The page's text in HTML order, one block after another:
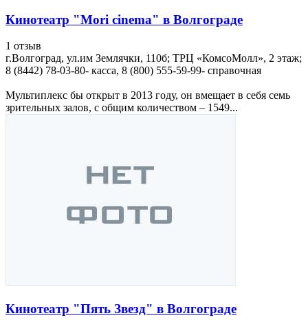
Кинотеатр "Mori cinema" в Волгограде
1 отзыв
г.Волгоград, ул.им Землячки, 110б; ТРЦ «КомсоМолл», 2 этаж;
8 (8442) 78-03-80- касса, 8 (800) 555-59-99- справочная
Мультиплекс бы открыт в 2013 году, он вмещает в себя семь
зрительных залов, с общим количеством – 1549...
Кинотеатр "Пять Звезд" в Волгограде